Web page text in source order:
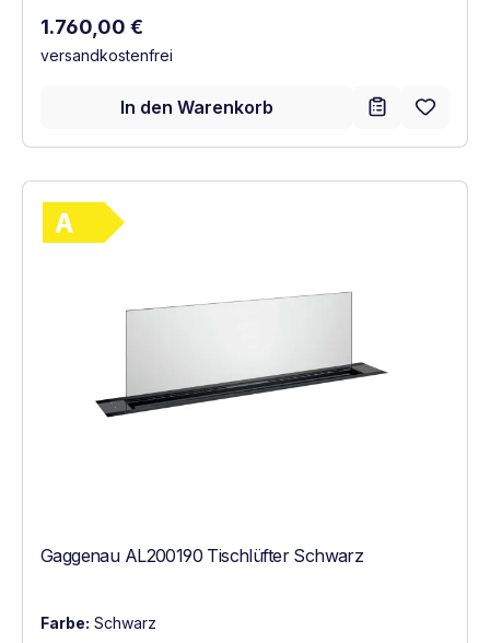
Regulärer Preis:
1.760,00 €
versandkostenfrei
In den Warenkorb
Gaggenau AL200190 Tischlüfter Schwarz
Farbe: Schwarz